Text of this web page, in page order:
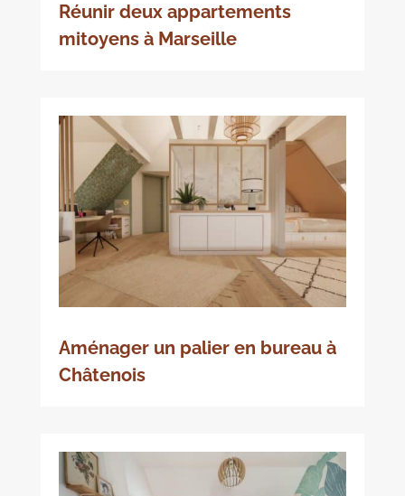
Réunir deux appartements
mitoyens à Marseille
Aménager un palier en bureau à
Châtenois